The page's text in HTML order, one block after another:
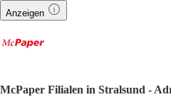
Anzeigen
McPaper Filialen in Stralsund -